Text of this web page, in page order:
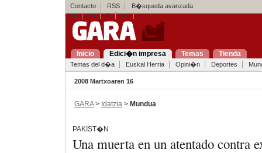
Contacto RSS
B�squeda avanzada
eu
es fr en
Inicio Edici�n impresa Temas Tienda
Temas del d�a Euskal Herria Opini�n Deportes
2008 Martxoaren 16
GARA> Idatzia > Mundua
PAKIST�N
Una muerta en un atentado contra